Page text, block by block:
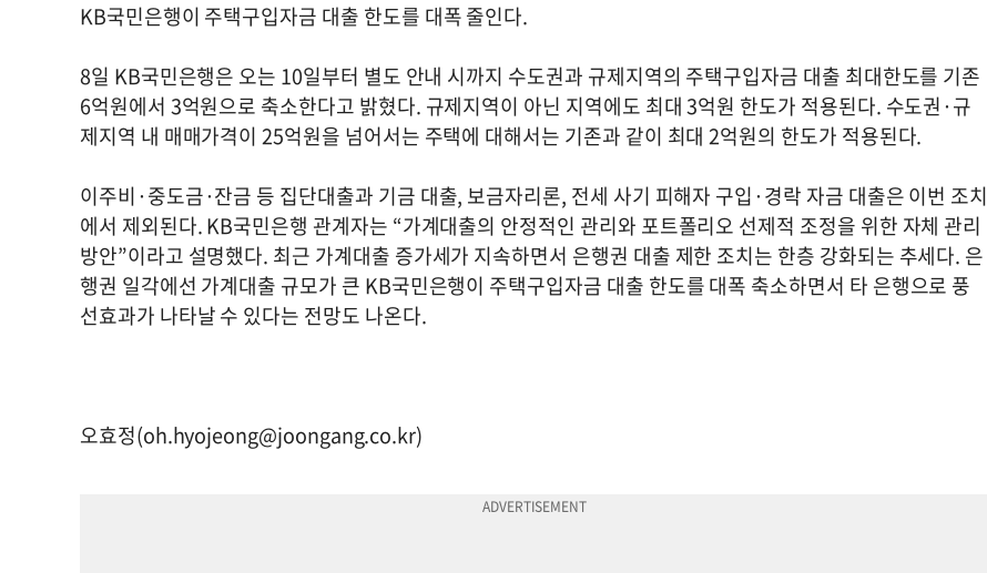
KB국민은행이 주택구입자금 대출 한도를 대폭 줄인다.
8일 KB국민은행은 오는 10일부터 별도 안내 시까지 수도권과 규제지역의 주택구입자금 대출 최대한도를 기존
6억원에서 3억원으로 축소한다고 밝혔다. 규제지역이 아닌 지역에도 최대 3억원 한도가 적용된다. 수도권·규
제지역 내 매매가격이 25억원을 넘어서는 주택에 대해서는 기존과 같이 최대 2억원의 한도가 적용된다.
이주비·중도금·잔금 등 집단대출과 기금 대출, 보금자리론, 전세 사기 피해자 구입·경락 자금 대출은 이번 조치
에서 제외된다. KB국민은행 관계자는 “가계대출의 안정적인 관리와 포트폴리오 선제적 조정을 위한 자체 관리
방안”이라고 설명했다. 최근 가계대출 증가세가 지속하면서 은행권 대출 제한 조치는 한층 강화되는 추세다. 은
행권 일각에선 가계대출 규모가 큰 KB국민은행이 주택구입자금 대출 한도를 대폭 축소하면서 타 은행으로 풍
선효과가 나타날 수 있다는 전망도 나온다.
오효정(oh.hyojeong@joongang.co.kr)